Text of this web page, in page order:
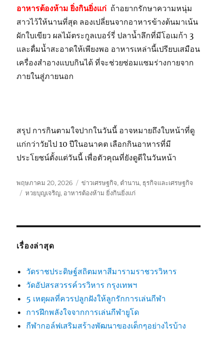
อาหารต้องห้าม ยิ่งกินยิ่งแก่ ถ้าอยากรักษาความหนุ่ม
สาวไว้ให้นานที่สุด ลองเปลี่ยนจากอาหารข้างต้นมาเน้น
ผักใบเขียว ผลไม้ตระกูลเบอร์รี่ ปลาน้ำลึกที่มีโอเมก้า 3
และดื่มน้ำสะอาดให้เพียงพอ อาหารเหล่านี้เปรียบเสมือน
เครื่องสำอางแบบกินได้ ที่จะช่วยซ่อมแซมร่างกายจาก
ภายในสู่ภายนอก
สรุป การกินตามใจปากในวันนี้ อาจหมายถึงใบหน้าที่ดู
แก่กว่าวัยไป 10 ปีในอนาคต เลือกกินอาหารที่มี
ประโยชน์ตั้งแต่วันนี้ เพื่อตัวคุณที่ยังดูดีในวันหน้า
เขียน
เมื่อ
พฤษภาคม 20, 2026
หมวด
หมู่
ข่าวเศรษฐกิจ, ตำนาน, ธุรกิจและเศรษฐกิจ
ป้าย
หวยบุญเจริญ, อาหารต้องห้าม ยิ่งกินยิ่งแก่
เรื่องล่าสุด
วัดราชประดิษฐ์สถิตมหาสีมารามราชวรวิหาร
วัดอัปสรสวรรค์วรวิหาร กรุงเทพฯ
5 เหตุผลที่ควรปลูกฝังให้ลูกรักการเล่นกีฬา
การฝึกพลังใจจากการเล่นกีฬายูโด
กีฬากอล์ฟเสริมสร้างพัฒนาของเด็กๆอย่างไรบ้าง